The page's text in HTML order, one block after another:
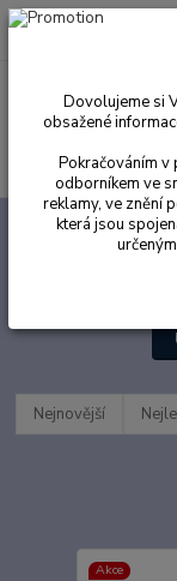
ORDINACE
Nejnovější
Akce
Dovolujeme si
obsažené
Pokračováním v
odborníkem ve
reklamy, ve znění
která jsou